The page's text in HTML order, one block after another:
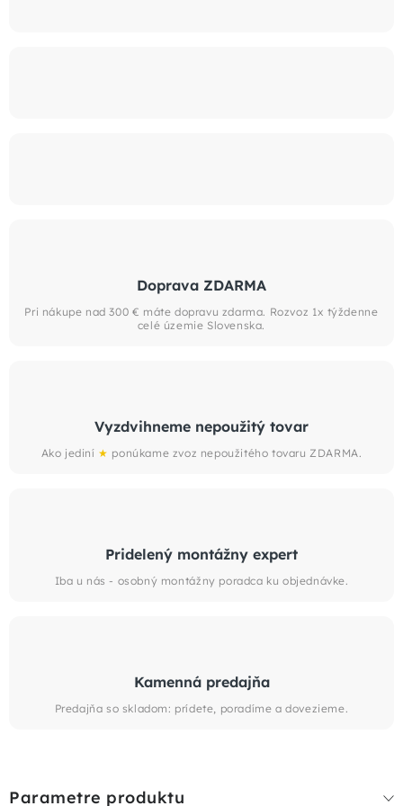
Doprava ZDARMA
Pri nákupe nad 300 € máte dopravu zdarma. Rozvoz 1x týždenne
celé územie Slovenska.
Vyzdvihneme nepoužitý tovar
Ako jediní ★ ponúkame zvoz nepoužitého tovaru ZDARMA.
Pridelený montážny expert
Iba u nás - osobný montážny poradca ku objednávke.
Kamenná predajňa
Predajňa so skladom: prídete, poradíme a dovezieme.
Parametre produktu